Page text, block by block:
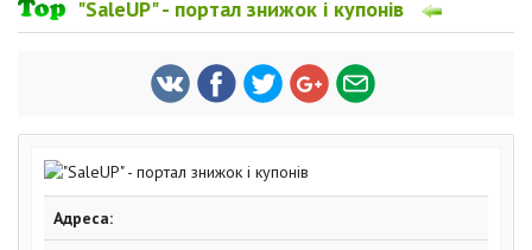
"SaleUP" - портал знижок і купонів
Адреса: